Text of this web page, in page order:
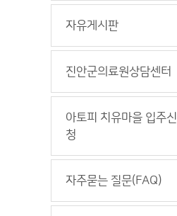
자유게시판
진안군의료원상담센터
아토피 치유마을 입주신
청
자주묻는 질문(FAQ)